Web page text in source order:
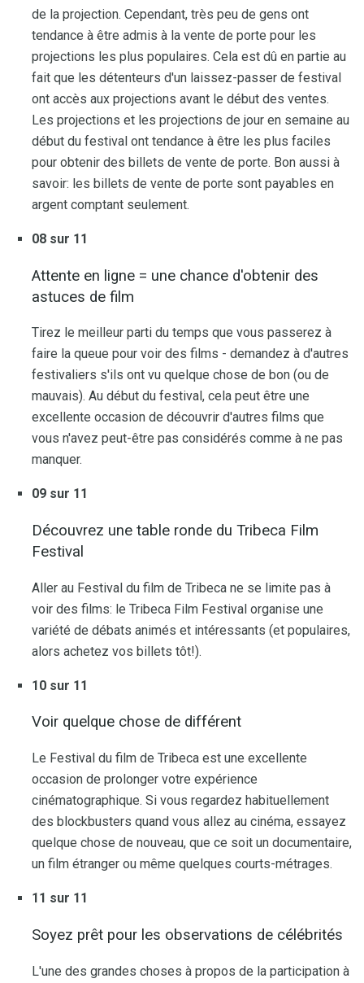
de la projection. Cependant, très peu de gens ont
tendance à être admis à la vente de porte pour les
projections les plus populaires. Cela est dû en partie au
fait que les détenteurs d'un laissez-passer de festival
ont accès aux projections avant le début des ventes.
Les projections et les projections de jour en semaine au
début du festival ont tendance à être les plus faciles
pour obtenir des billets de vente de porte. Bon aussi à
savoir: les billets de vente de porte sont payables en
argent comptant seulement.
08 sur 11
Attente en ligne = une chance d'obtenir des
astuces de film
Tirez le meilleur parti du temps que vous passerez à
faire la queue pour voir des films - demandez à d'autres
festivaliers s'ils ont vu quelque chose de bon (ou de
mauvais). Au début du festival, cela peut être une
excellente occasion de découvrir d'autres films que
vous n'avez peut-être pas considérés comme à ne pas
manquer.
09 sur 11
Découvrez une table ronde du Tribeca Film
Festival
Aller au Festival du film de Tribeca ne se limite pas à
voir des films: le Tribeca Film Festival organise une
variété de débats animés et intéressants (et populaires,
alors achetez vos billets tôt!).
10 sur 11
Voir quelque chose de différent
Le Festival du film de Tribeca est une excellente
occasion de prolonger votre expérience
cinématographique. Si vous regardez habituellement
des blockbusters quand vous allez au cinéma, essayez
quelque chose de nouveau, que ce soit un documentaire,
un film étranger ou même quelques courts-métrages.
11 sur 11
Soyez prêt pour les observations de célébrités
L'une des grandes choses à propos de la participation à